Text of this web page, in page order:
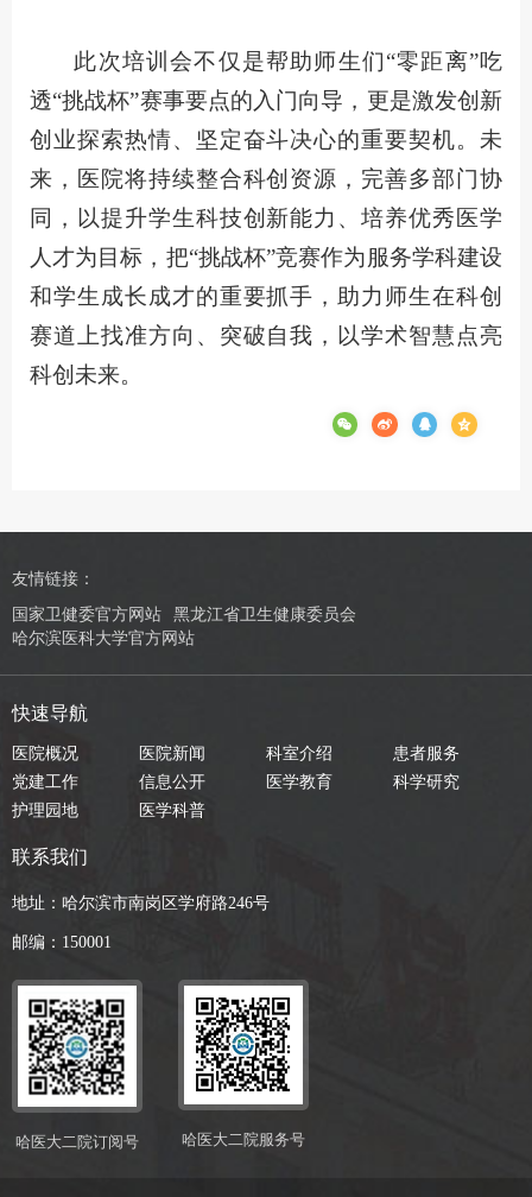
此次培训会不仅是帮助师生们“零距离”吃
透“挑战杯”赛事要点的入门向导，更是激发创新
创业探索热情、坚定奋斗决心的重要契机。未
来，医院将持续整合科创资源，完善多部门协
同，以提升学生科技创新能力、培养优秀医学
人才为目标，把“挑战杯”竞赛作为服务学科建设
和学生成长成才的重要抓手，助力师生在科创
赛道上找准方向、突破自我，以学术智慧点亮
科创未来。
友情链接：
国家卫健委官方网站
黑龙江省卫生健康委员会
哈尔滨医科大学官方网站
快速导航
医院概况 医院新闻 科室介绍
患者服务
党建工作
信息公开 医学教育
科学研究
护理园地
医学科普
联系我们
地址：哈尔滨市南岗区学府路246号
邮编：150001
哈医大二院订阅号 哈医大二院服务号